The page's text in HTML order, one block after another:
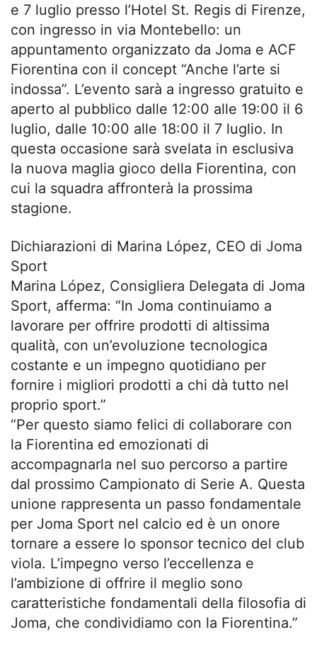
e 7 luglio presso l’Hotel St. Regis di Firenze,
con ingresso in via Montebello: un
appuntamento organizzato da Joma e ACF
Fiorentina con il concept “Anche l’arte si
indossa”. L’evento sarà a ingresso gratuito e
aperto al pubblico dalle 12:00 alle 19:00 il 6
luglio, dalle 10:00 alle 18:00 il 7 luglio. In
questa occasione sarà svelata in esclusiva
la nuova maglia gioco della Fiorentina, con
cui la squadra affronterà la prossima
stagione.
Dichiarazioni di Marina López, CEO di Joma
Sport
Marina López, Consigliera Delegata di Joma
Sport, afferma: “In Joma continuiamo a
lavorare per offrire prodotti di altissima
qualità, con un’evoluzione tecnologica
costante e un impegno quotidiano per
fornire i migliori prodotti a chi dà tutto nel
proprio sport.”
“Per questo siamo felici di collaborare con
la Fiorentina ed emozionati di
accompagnarla nel suo percorso a partire
dal prossimo Campionato di Serie A. Questa
unione rappresenta un passo fondamentale
per Joma Sport nel calcio ed è un onore
tornare a essere lo sponsor tecnico del club
viola. L’impegno verso l’eccellenza e
l’ambizione di offrire il meglio sono
caratteristiche fondamentali della filosofia di
Joma, che condividiamo con la Fiorentina.”